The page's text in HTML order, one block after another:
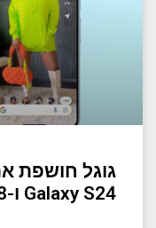
Galaxy S24 ו-Pixel 8 – כך זה עובד